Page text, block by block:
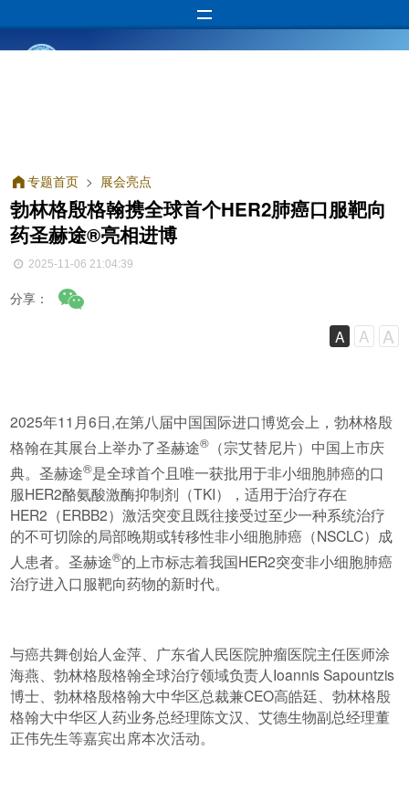
专题首页 > 展会亮点
勃林格殷格翰携全球首个HER2肺癌口服靶向
药圣赫途®亮相进博
2025-11-06 21:04:39
分享：
A A A
2025年11月6日,在第八届中国国际进口博览会上，勃林格殷
格翰在其展台上举办了圣赫途® （宗艾替尼片）中国上市庆
典。圣赫途®是全球首个且唯一获批用于非小细胞肺癌的口
服HER2酪氨酸激酶抑制剂（TKI），适用于治疗存在
HER2（ERBB2）激活突变且既往接受过至少一种系统治疗
的不可切除的局部晚期或转移性非小细胞肺癌（NSCLC）成
人患者。圣赫途®的上市标志着我国HER2突变非小细胞肺癌
治疗进入口服靶向药物的新时代。
与癌共舞创始人金萍、广东省人民医院肿瘤医院主任医师涂
海燕、勃林格殷格翰全球治疗领域负责人Ioannis Sapountzis
博士、勃林格殷格翰大中华区总裁兼CEO高皓廷、勃林格殷
格翰大中华区人药业务总经理陈文汉、艾德生物副总经理董
正伟先生等嘉宾出席本次活动。